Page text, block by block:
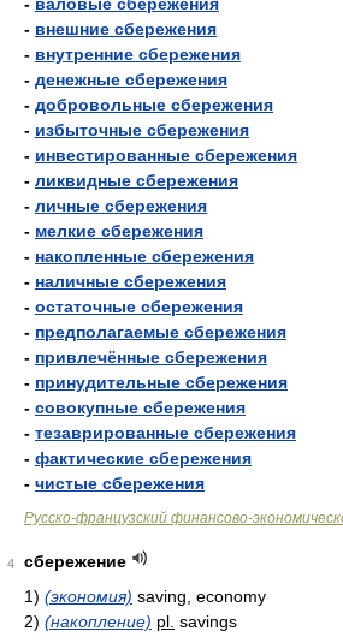
- внешние сбережения
- внутренние сбережения
- денежные сбережения
- добровольные сбережения
- избыточные сбережения
- инвестированные сбережения
- ликвидные сбережения
- личные сбережения
- мелкие сбережения
- накопленные сбережения
- наличные сбережения
- остаточные сбережения
- предполагаемые сбережения
- привлечённые сбережения
- принудительные сбережения
- совокупные сбережения
- тезаврированные сбережения
- фактические сбережения
- чистые сбережения
Русско-французский финансово-
4
сбережение
1) (экономия) saving, economy
2) (накопление) pl. savings